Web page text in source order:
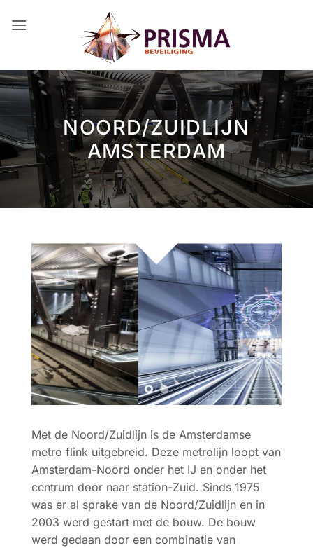
naar
NOORD/ZUIDLIJN
AMSTERDAM
Met de Noord/Zuidlijn is de Amsterdamse
metro flink uitgebreid. Deze metrolijn loopt van
Amsterdam-Noord onder het IJ en onder het
centrum door naar station-Zuid. Sinds 1975
was er al sprake van de Noord/Zuidlijn en in
2003 werd gestart met de bouw. De bouw
werd gedaan door een combinatie van